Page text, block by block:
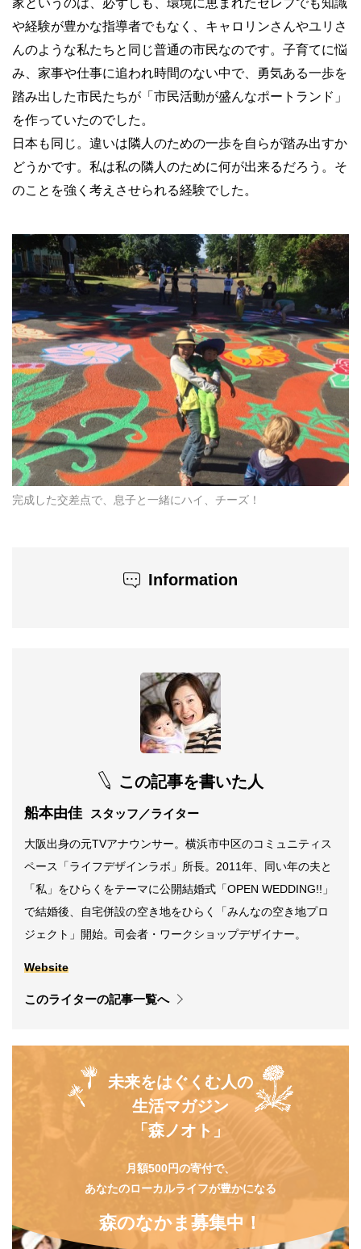
や経験が豊かな指導者でもなく、キャロリンさんやユリさ
んのような私たちと同じ普通の市民なのです。子育てに悩
み、家事や仕事に追われ時間のない中で、勇気ある一歩を
踏み出した市民たちが「市民活動が盛んなポートランド」
を作っていたのでした。
日本も同じ。違いは隣人のための一歩を自らが踏み出すか
どうかです。私は私の隣人のために何が出来るだろう。そ
のことを強く考えさせられる経験でした。
完成した交差点で、息子と一緒にハイ、チーズ！
Information
この記事を書いた人
船本由佳 スタッフ／ライター
大阪出身の元TVアナウンサー。横浜市中区のコミュニティス
ペース「ライフデザインラボ」所長。2011年、同い年の夫と
「私」をひらくをテーマに公開結婚式「OPEN WEDDING!!」
で結婚後、自宅併設の空き地をひらく「みんなの空き地プロ
ジェクト」開始。司会者・ワークショップデザイナー。
Website
このライターの記事一覧へ
未来をはぐくむ人の
生活マガジン
「森ノオト」
月額500円の寄付で、
あなたのローカルライフが豊かになる
森のなかま募集中！